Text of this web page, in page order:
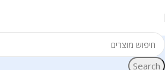
Search